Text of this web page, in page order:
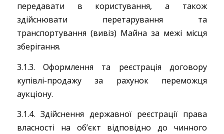
передавати в користування, а також
здійснювати перетарування та
транспортування (вивіз) Майна за межі місця
зберігання.
3.1.3. Оформлення та реєстрація договору
купівлі-продажу за рахунок переможця
аукціону.
3.1.4. Здійснення державної реєстрації права
власності на об’єкт відповідно до чинного